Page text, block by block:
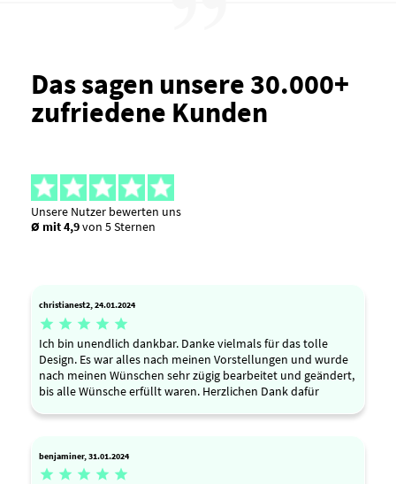
Das sagen unsere 30.000+
zufriedene Kunden
Unsere Nutzer bewerten uns
Ø mit 4,9von 5 Sternen
christianest2, 24.01.2024
    
Ich bin unendlich dankbar. Danke vielmals für das tolle
Design. Es war alles nach meinen Vorstellungen und wurde
nach meinen Wünschen sehr zügig bearbeitet und geändert,
bis alle Wünsche erfüllt waren. Herzlichen Dank dafür
benjaminer, 31.01.2024
    